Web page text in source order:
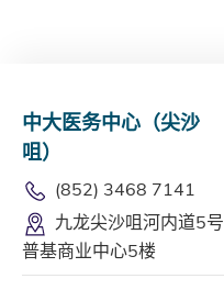
中大医务中心（尖沙
咀）
(852) 3468 7141
九龙尖沙咀河内道5号
普基商业中心5楼